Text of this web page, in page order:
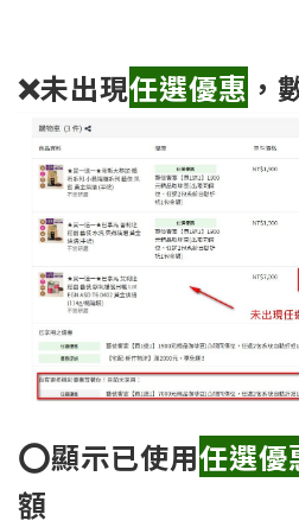
❌未出現任選優惠 ，
⭕顯示已使用任選優
額